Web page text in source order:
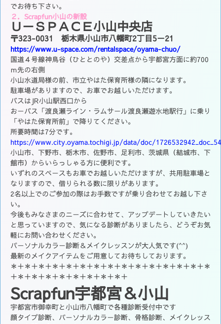
でお待ち下さい。
２．Scrapfun小山の新設
Ｕ－ＳＰＡＣＥ小山中央店
〒323-0031 栃木県小山市八幡町2丁目5－21
https://www.u-space.com/rentalspace/oyama-chuo/
国道４号線神鳥谷（ひととのや）交差点から宇都宮方面に約700
ｍ先の右側
小山水道局様の前、市立やはた保育所様の隣になります。
駐車場がありますので、お車でお越しいただけます。
バスはJR小山駅西口から
おーバス「渡良瀬ライン・ラムサール渡良瀬遊水地駅行」に乗り
「やはた保育所前」で降りてください。
所要時間は7分です。
https://www.city.oyama.tochigi.jp/data/doc/
小山市、下野市、栃木市、佐野市、足利市、茨城県（結城市、下
館市）からいらっしゃる方に便利です。
いずれのスペースもお車でお越しいただけますが、共用駐車場と
なりますので、借りられる数に限りがあります。
2名以上でのご参加の際はお手数ですが乗り合わせてお越し下さ
い。
今後もみなさまのニーズに合わせて、アップデートしていきたい
と思っていますので、気になる診断がありましたら、どうぞお気
軽にお問い合わせください。
パーソナルカラー診断＆メイクレッスンが大人気です(^^)
最新のメイクアイテムをご用意してお待ちしております。
＊＋＊＋＊＋＊＋＊＋＊＋＊＋＊＋＊＋＊＋＊＋＊＋＊＋＊＋＊
＋＊＋＊＋＊＋＊＋＊＋＊＋＊＋＊＋
Scrapfun宇都宮＆小山
宇都宮市御幸町と小山市八幡町で各種診断受付中です
顔タイプ診断、パーソナルカラー診断、骨格診断、メイクレッス